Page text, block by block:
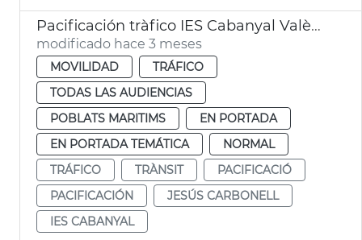
Pacificación tràfico IES Cabanyal València
modificado hace 3 meses
MOVILIDAD
TRÁFICO
TODAS LAS AUDIENCIAS
POBLATS MARITIMS
EN PORTADA
EN PORTADA TEMÁTICA
NORMAL
TRÁFICO
TRÀNSIT
PACIFICACIÓ
PACIFICACIÓN
JESÚS CARBONELL
IES CABANYAL